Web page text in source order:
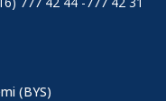
(BYS)